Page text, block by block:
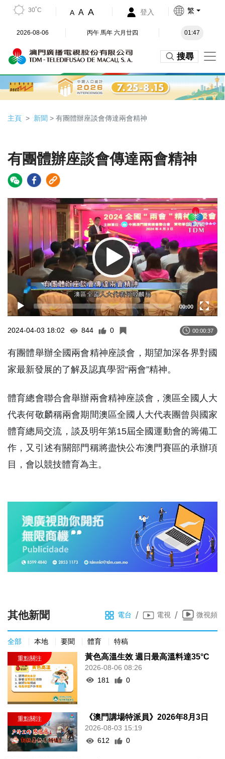
30˚C A A A 登入 繁
2026-08-06 丙午 馬年 六月廿四 01:47
搜尋
主頁 新聞 > 有團體辦座談會傳達兩會精神
有團體辦座談會傳達兩會精神
Video
Player
00:00
2024-04-03 18:02 844 0 00:00:37
有團體舉辦全國兩會精神座談會，期望加深各界對國
家最新發展的了解及認真學習“兩會”精神。
體育總會聯合會舉辦兩會精神座談會，澳區全國人大
代表何敬麟稱兩會期間澳區全國人大代表團曾與國家
體育總局交流，談及明年第15屆全國運動會的籌備工
作，又引述有關部門稱將盡快公布澳門賽區的承辦項
目，會以競技體育為主。
其他新聞 電台 / 電視 / 微視頻
全部 本地 要聞 體育 特稿
黃色高溫生效 週日最高溫料達35°C
2026-08-06 08:26
181
0
《澳門講場特派員》2026年8月3日
2026-08-03 15:19
612
0